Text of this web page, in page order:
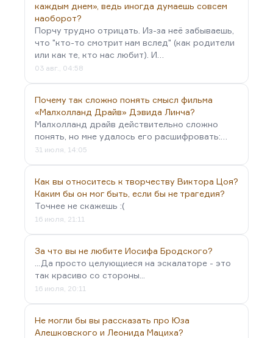
каждым днем», ведь иногда думаешь совсем
наоборот?
Порчу трудно отрицать. Из-за неё забываешь,
что "кто-то смотрит нам вслед" (как родители
или как те, кто нас любит). И…
03 авг., 04:58
Почему так сложно понять смысл фильма
«Малхолланд Драйв» Дэвида Линча?
Малхолланд драйв действительно сложно
понять, но мне удалось его расшифровать:…
31 июля, 14:05
Как вы относитесь к творчеству Виктора Цоя?
Каким бы он мог быть, если бы не трагедия?
Точнее не скажешь :(
16 июля, 21:11
За что вы не любите Иосифа Бродского?
...Да просто целующиеся на эскалаторе - это
так красиво со стороны...
16 июля, 20:11
Не могли бы вы рассказать про Юза
Алешковского и Леонида Мациха?